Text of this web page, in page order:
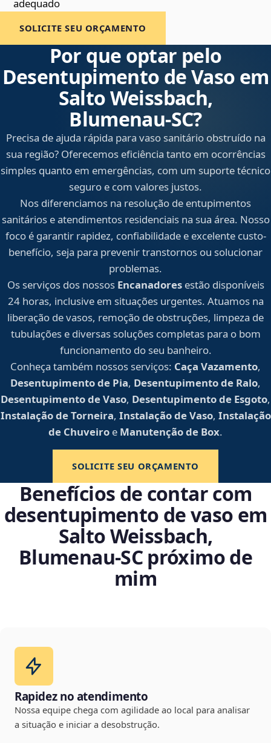
adequado
SOLICITE SEU ORÇAMENTO
Por que optar pelo
Desentupimento de Vaso em
Salto Weissbach,
Blumenau‑SC?
Precisa de ajuda rápida para vaso sanitário obstruído na
sua região? Oferecemos eficiência tanto em ocorrências
simples quanto em emergências, com um suporte técnico
seguro e com valores justos.
Nos diferenciamos na resolução de entupimentos
sanitários e atendimentos residenciais na sua área. Nosso
foco é garantir rapidez, confiabilidade e excelente custo-
benefício, seja para prevenir transtornos ou solucionar
problemas.
Os serviços dos nossos Encanadoresestão disponíveis
24 horas, inclusive em situações urgentes. Atuamos na
liberação de vasos, remoção de obstruções, limpeza de
tubulações e diversas soluções completas para o bom
funcionamento do seu banheiro.
Conheça também nossos serviços: Caça Vazamento,
Desentupimento de Pia, Desentupimento de Ralo,
Desentupimento de Vaso, Desentupimento de Esgoto,
Instalação de Torneira, Instalação de Vaso, Instalação
de Chuveiro e Manutenção de Box.
SOLICITE SEU ORÇAMENTO
Benefícios de contar com
desentupimento de vaso em
Salto Weissbach,
Blumenau‑SC próximo de
mim
Rapidez no atendimento
Nossa equipe chega com agilidade ao local para analisar
a situação e iniciar a desobstrução.